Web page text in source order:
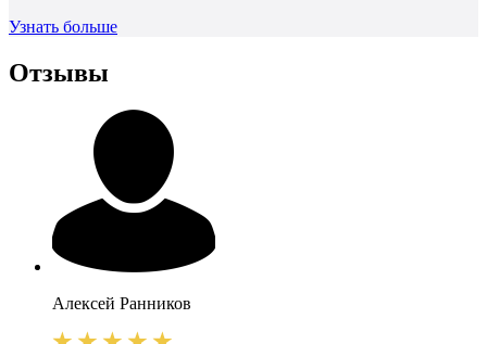
Узнать больше
Отзывы
Алексей Ранников